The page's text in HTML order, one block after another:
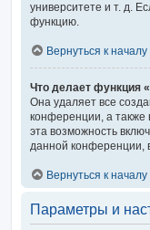
университете и т. д.
функцию.
Вернуться к началу
Что делает функция
Она удаляет все
конференции, а также
эта возможность
данной конференции,
Вернуться к началу
Параметры и